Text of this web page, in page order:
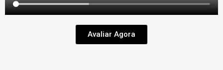
Avaliar Agora